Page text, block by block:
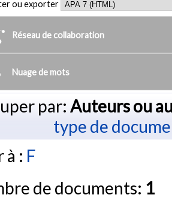
ou exporter
Réseau de collaboration
Nuage de mots
par: Auteurs ou
type de
à : F
de documents: 1